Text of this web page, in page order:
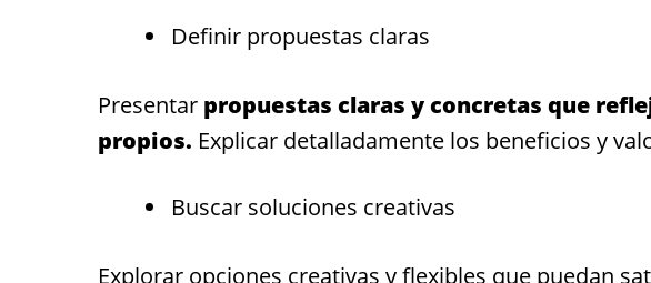
Definir propuestas claras
Presentar propuestas claras y concretas que
propios. Explicar detalladamente los beneficios y
Buscar soluciones creativas
Explorar opciones creativas y flexibles que puedan